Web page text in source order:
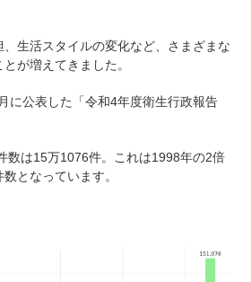
生活スタイルの変化など、さまざまな
が増えてきました。
に公表した「令和4年度衛生行政報告
数は15万1076件。これは1998年の2倍
となっています。